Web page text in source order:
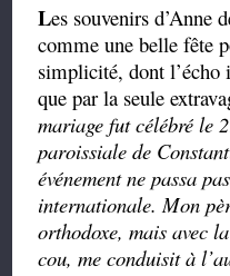
Les souvenirs d’Anne
comme une belle fête
simplicité, dont l’écho
que par la seule
mariage fut célébré le
paroissiale de
événement ne passa
internationale. Mon
orthodoxe, mais avec
cou, me conduisit à